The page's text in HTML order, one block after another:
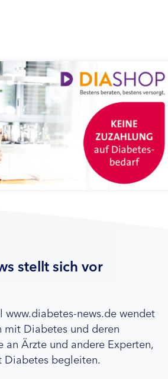
stellt sich vor
www.diabetes-news.de wendet
mit Diabetes und deren
Ärzte und andere Experten,
Diabetes begleiten.